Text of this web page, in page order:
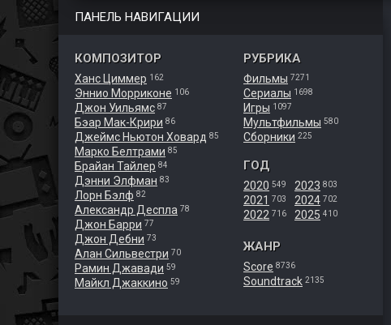
ПАНЕЛЬ НАВИГАЦИИ
КОМПОЗИТОР
Ханс Циммер 162
Эннио Морриконе 106
Джон Уильямс 87
Бэар Мак-Крири 86
Джеймс Ньютон Ховард 85
Марко Белтрами 85
Брайан Тайлер 84
Дэнни Элфман 83
Лорн Бэлф 82
Александр Деспла 78
Джон Барри 77
Джон Дебни 73
Алан Сильвестри 70
Рамин Джавади 59
Майкл Джаккино 59
РУБРИКА
Фильмы 7271
Сериалы 1698
Игры 1097
Мультфильмы 580
Сборники 225
ГОД
2020 549
2021 703
2022 716
2023 803
2024 702
2025 410
ЖАНР
Score 8736
Soundtrack 2135